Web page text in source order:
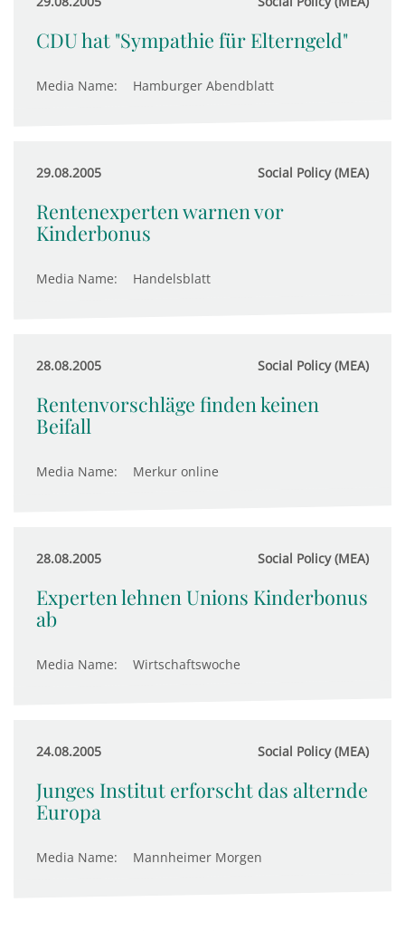
CDU hat "Sympathie für Elterngeld"
Media Name: Hamburger Abendblatt
29.08.2005 Social Policy (MEA)
Rentenexperten warnen vor
Kinderbonus
Media Name: Handelsblatt
28.08.2005 Social Policy (MEA)
Rentenvorschläge finden keinen
Beifall
Media Name: Merkur online
28.08.2005 Social Policy (MEA)
Experten lehnen Unions Kinderbonus
ab
Media Name: Wirtschaftswoche
24.08.2005 Social Policy (MEA)
Junges Institut erforscht das alternde
Europa
Media Name: Mannheimer Morgen